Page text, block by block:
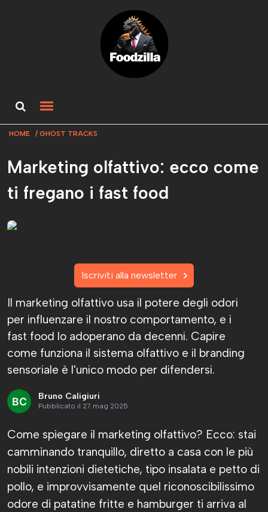
HOME GHOST TRACKS
Marketing olfattivo: ecco come
ti fregano i fast food
Iscriviti alla newsletter
Il marketing olfattivo usa il potere degli odori
per influenzare il nostro comportamento, e i
fast food lo adoperano da decenni. Capire
come funziona il sistema olfattivo e il branding
sensoriale è l'unico modo per difendersi.
Bruno Caligiuri
Pubblicato il 27 mag 2025
Come spiegare il marketing olfattivo? Ecco: stai
camminando tranquillo, diretto a casa con le più
nobili intenzioni dietetiche, tipo insalata e petto di
pollo, e improvvisamente quel riconoscibilissimo
odore di patatine fritte e hamburger ti arriva al